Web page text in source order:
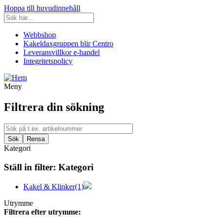
Hoppa till huvudinnehåll
Webbshop
Kakeldaxgruppen blir Centro
Leveransvillkor e-handel
Integritetspolicy
Meny
Filtrera din sökning
Kategori
Ställ in filter: Kategori
Kakel & Klinker(1)
Utrymme
Filtrera efter utrymme: